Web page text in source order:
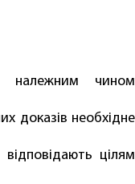
належним чином
доказів необхідне
цілям